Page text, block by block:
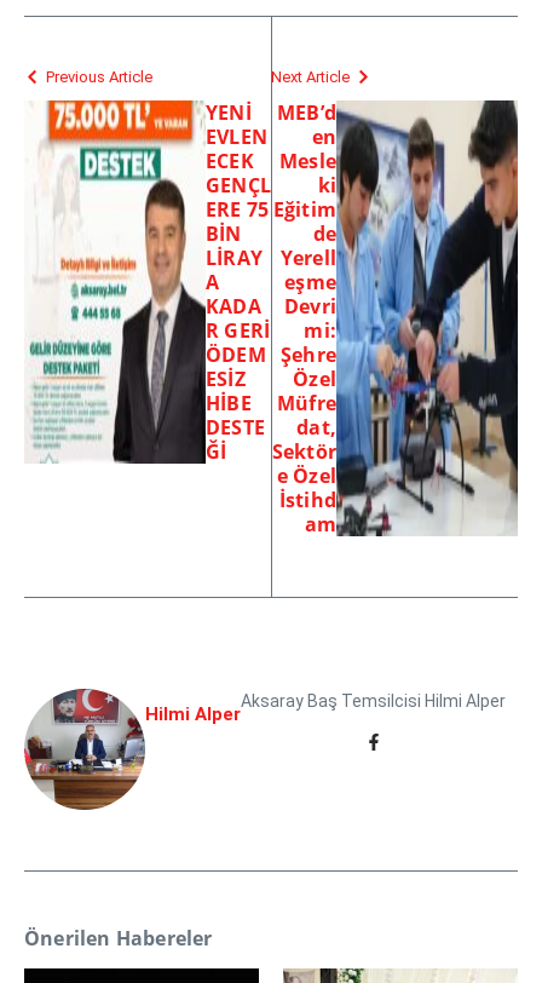
Previous Article
YENİ
EVLEN
ECEK
GENÇL
ERE 75
BİN
LİRAY
A
KADA
R GERİ
ÖDEM
ESİZ
HİBE
DESTE
Ğİ
Next Article
MEB’d
en
Mesle
ki
Eğitim
de
Yerell
eşme
Devri
mi:
Şehre
Özel
Müfre
dat,
Sektör
e Özel
İstihd
am
Hilmi Alper
Aksaray Baş Temsilcisi Hilmi Alper
Önerilen Habereler